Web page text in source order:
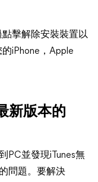
擊解除安裝裝置以
iPhone，Apple
新版本的
PC並發現iTunes無
問題。要解決